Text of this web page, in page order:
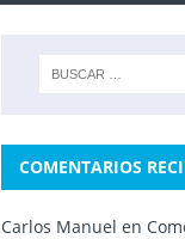
COMENTARIOS
Carlos Manuel en